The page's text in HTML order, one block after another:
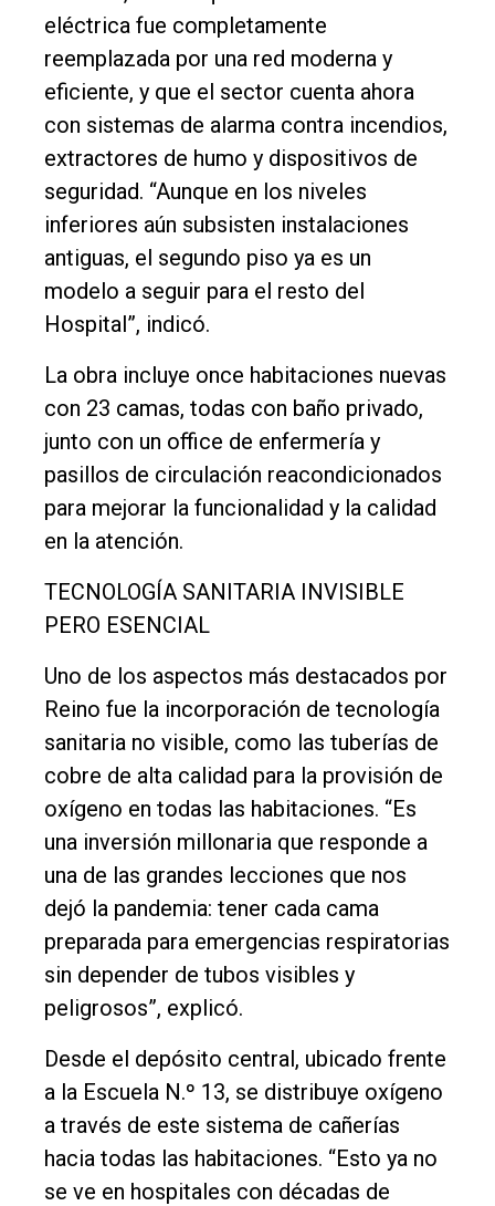
eléctrica fue completamente
reemplazada por una red moderna y
eficiente, y que el sector cuenta ahora
con sistemas de alarma contra incendios,
extractores de humo y dispositivos de
seguridad. “Aunque en los niveles
inferiores aún subsisten instalaciones
antiguas, el segundo piso ya es un
modelo a seguir para el resto del
Hospital”, indicó.
La obra incluye once habitaciones nuevas
con 23 camas, todas con baño privado,
junto con un office de enfermería y
pasillos de circulación reacondicionados
para mejorar la funcionalidad y la calidad
en la atención.
TECNOLOGÍA SANITARIA INVISIBLE
PERO ESENCIAL
Uno de los aspectos más destacados por
Reino fue la incorporación de tecnología
sanitaria no visible, como las tuberías de
cobre de alta calidad para la provisión de
oxígeno en todas las habitaciones. “Es
una inversión millonaria que responde a
una de las grandes lecciones que nos
dejó la pandemia: tener cada cama
preparada para emergencias respiratorias
sin depender de tubos visibles y
peligrosos”, explicó.
Desde el depósito central, ubicado frente
a la Escuela N.º 13, se distribuye oxígeno
a través de este sistema de cañerías
hacia todas las habitaciones. “Esto ya no
se ve en hospitales con décadas de